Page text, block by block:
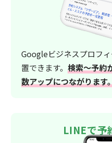
Googleビジネスプロフ
置できます。 検索〜予約
数アップにつながります
LINEで予